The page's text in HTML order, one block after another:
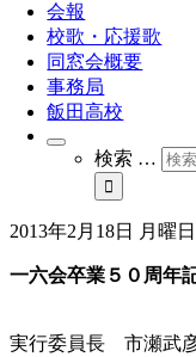
会報
校歌・応援歌
同窓会概要
事務局
飯田高校
検索 …
2013年2月18日 月曜日
一六会卒業５０周年
５０
実行委員長 市瀬武